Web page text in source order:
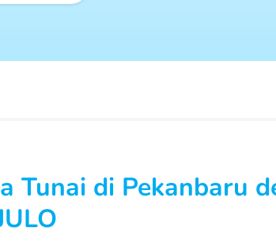
Tunai di Pekanbaru